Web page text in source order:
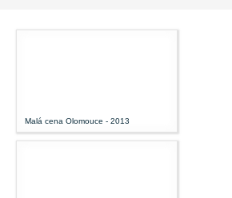
Malá cena Olomouce - 2013